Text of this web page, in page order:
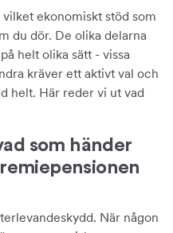
ekonomiskt stöd som
du dör. De olika delarna
helt olika sätt - vissa
kräver ett aktivt val och
helt. Här reder vi ut vad
som händer
När någon